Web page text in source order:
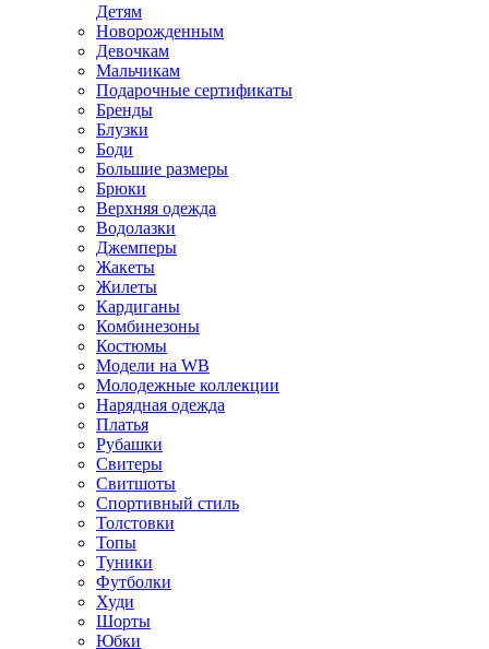
Детям
Новорожденным
Девочкам
Мальчикам
Подарочные сертификаты
Бренды
Блузки
Боди
Большие размеры
Брюки
Верхняя одежда
Водолазки
Джемперы
Жакеты
Жилеты
Кардиганы
Комбинезоны
Костюмы
Модели на WB
Молодежные коллекции
Нарядная одежда
Платья
Рубашки
Свитеры
Свитшоты
Спортивный стиль
Толстовки
Топы
Туники
Футболки
Худи
Шорты
Юбки